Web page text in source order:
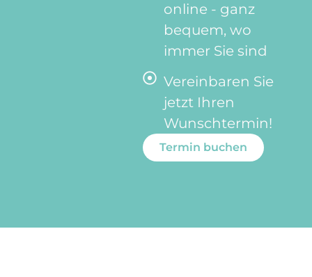
online - ganz
bequem, wo
immer Sie sind
Vereinbaren Sie
jetzt Ihren
Wunschtermin!
Termin buchen